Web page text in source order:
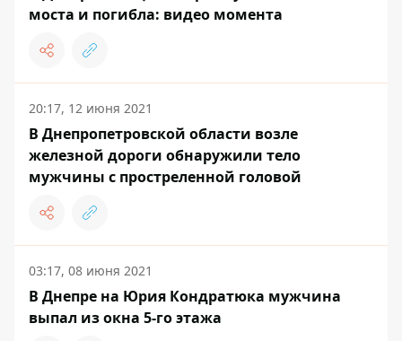
моста и погибла: видео момента
20:17, 12 июня 2021
В Днепропетровской области возле
железной дороги обнаружили тело
мужчины с простреленной головой
03:17, 08 июня 2021
В Днепре на Юрия Кондратюка мужчина
выпал из окна 5-го этажа